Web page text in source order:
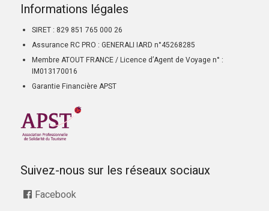
Informations légales
SIRET : 829 851 765 000 26
Assurance RC PRO : GENERALI IARD n°45268285
Membre ATOUT FRANCE / Licence d’Agent de Voyage n° :
IM013170016
Garantie Financière APST
Suivez-nous sur les réseaux sociaux
Facebook